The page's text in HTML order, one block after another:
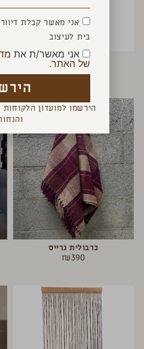
מגבת אדומה פסים
₪ 45
כרבולית גרייס
₪390
אני מאשר קבלת
בית לעיצוב
אני מאשר/ת את
של האתר.
הירשמו למועדון הלקוחות